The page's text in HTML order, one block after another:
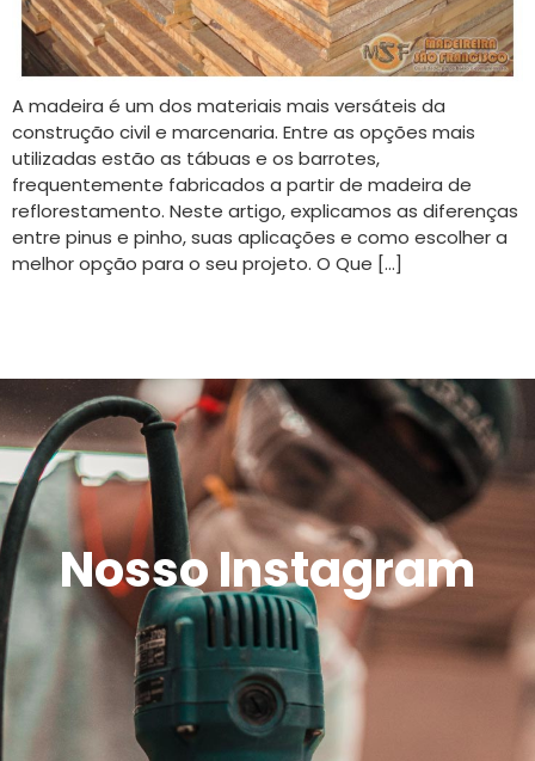
A madeira é um dos materiais mais versáteis da
construção civil e marcenaria. Entre as opções mais
utilizadas estão as tábuas e os barrotes,
frequentemente fabricados a partir de madeira de
reflorestamento. Neste artigo, explicamos as diferenças
entre pinus e pinho, suas aplicações e como escolher a
melhor opção para o seu projeto. O Que […]
Nosso Instagram